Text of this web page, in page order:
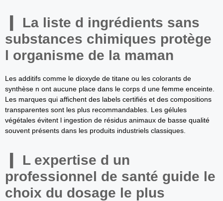
La liste d ingrédients sans
substances chimiques protège
l organisme de la maman
Les additifs comme le dioxyde de titane ou les colorants de
synthèse n ont aucune place dans le corps d une femme enceinte.
Les marques qui affichent des labels certifiés et des compositions
transparentes sont les plus recommandables. Les gélules
végétales évitent l ingestion de résidus animaux de basse qualité
souvent présents dans les produits industriels classiques.
L expertise d un
professionnel de santé guide le
choix du dosage le plus